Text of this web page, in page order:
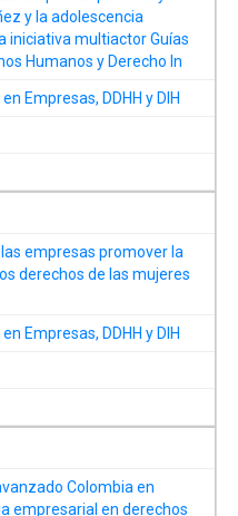
y la adolescencia
iniciativa multiactor Guías
Humanos y Derecho In
Empresas, DDHH y DIH
empresas promover la
derechos de las mujeres
Empresas, DDHH y DIH
Colombia en
empresarial en derechos